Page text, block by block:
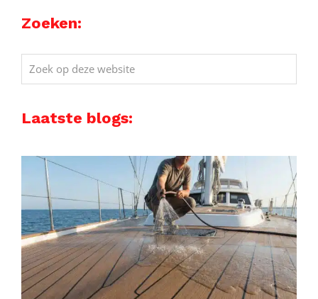
Zoeken:
Zoek
op
website
Laatste blogs: